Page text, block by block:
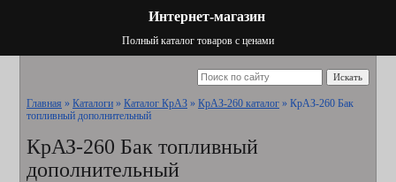
Интернет-магазин
Полный каталог товаров с ценами
Искать
Главная » Каталоги » Каталог КрАЗ » КрАЗ-260 каталог » КрАЗ-260 Бак
топливный дополнительный
КрАЗ-260 Бак топливный
дополнительный